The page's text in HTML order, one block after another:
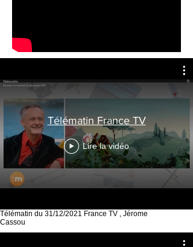
Télématin France TV
Lire la vidéo
Télématin du 31/12/2021 France TV , Jérome
Cassou